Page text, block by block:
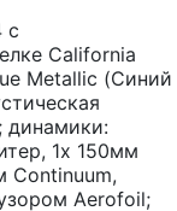
с
California
Metallic (Синий
динамики:
1x 150мм
Continuum,
Aerofoil;